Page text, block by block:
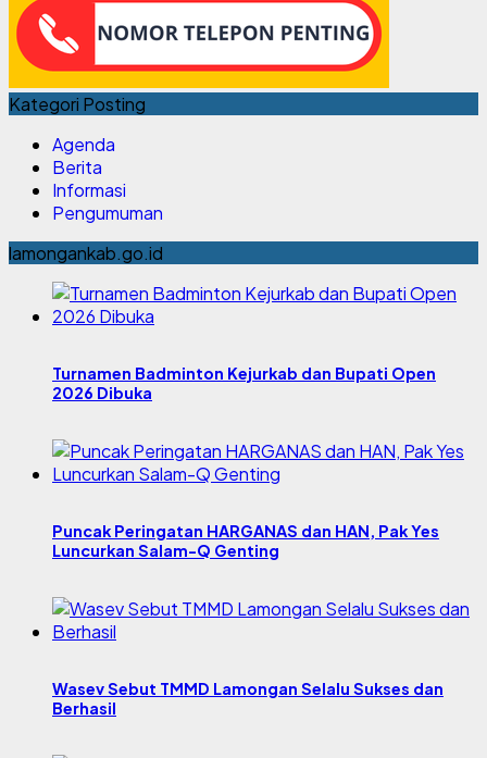
Kategori Posting
Agenda
Berita
Informasi
Pengumuman
lamongankab.go.id
Turnamen Badminton Kejurkab dan Bupati Open
2026 Dibuka
Puncak Peringatan HARGANAS dan HAN, Pak Yes
Luncurkan Salam-Q Genting
Wasev Sebut TMMD Lamongan Selalu Sukses dan
Berhasil